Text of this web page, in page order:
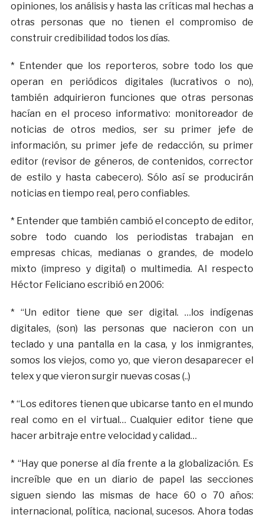
opiniones, los análisis y hasta las críticas mal hechas a
otras personas que no tienen el compromiso de
construir credibilidad todos los días.
* Entender que los reporteros, sobre todo los que
operan en periódicos digitales (lucrativos o no),
también adquirieron funciones que otras personas
hacían en el proceso informativo: monitoreador de
noticias de otros medios, ser su primer jefe de
información, su primer jefe de redacción, su primer
editor (revisor de géneros, de contenidos, corrector
de estilo y hasta cabecero). Sólo así se producirán
noticias en tiempo real, pero confiables.
* Entender que también cambió el concepto de editor,
sobre todo cuando los periodistas trabajan en
empresas chicas, medianas o grandes, de modelo
mixto (impreso y digital) o multimedia. Al respecto
Héctor Feliciano escribió en 2006:
* “Un editor tiene que ser digital. …los indígenas
digitales, (son) las personas que nacieron con un
teclado y una pantalla en la casa, y los inmigrantes,
somos los viejos, como yo, que vieron desaparecer el
telex y que vieron surgir nuevas cosas (..)
* “Los editores tienen que ubicarse tanto en el mundo
real como en el virtual… Cualquier editor tiene que
hacer arbitraje entre velocidad y calidad…
* “Hay que ponerse al día frente a la globalización. Es
increíble que en un diario de papel las secciones
siguen siendo las mismas de hace 60 o 70 años:
internacional, política, nacional, sucesos. Ahora todas